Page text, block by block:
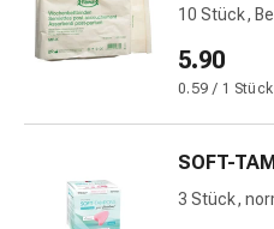
Verbrennungen
Sonnenbrand
Sets
Wundbehandlung
10 Stück,
5.90
0.59 / 1 Stück
SOFT-
3 Stück,